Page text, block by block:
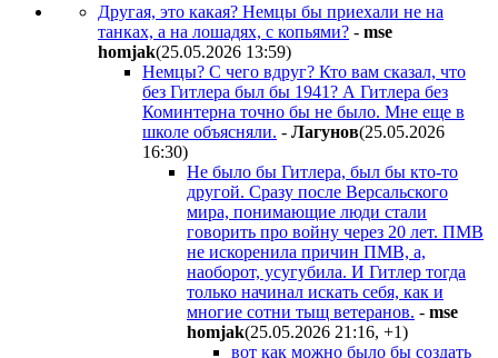
Другая, это какая? Немцы бы приехали не на
танках, а на лошадях, с копьями? - mse
homjak(25.05.2026 13:59)
Немцы? С чего вдруг? Кто вам сказал, что
без Гитлера был бы 1941? А Гитлера без
Коминтерна точно бы не было. Мне еще в
школе объясняли. - Лaгyнoв(25.05.2026
16:30)
Не было бы Гитлера, был бы кто-то
другой. Сразу после Версальского
мира, понимающие люди стали
говорить про войну через 20 лет. ПМВ
не искоренила причин ПМВ, а,
наоборот, усугубила. И Гитлер тогда
только начинал искать себя, как и
многие сотни тыщ ветеранов. - mse
homjak(25.05.2026 21:16, +1)
вот как можно было бы создать